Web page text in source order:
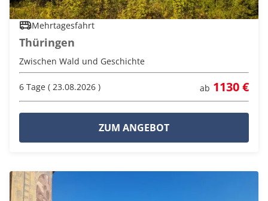
Mehrtagesfahrt
Thüringen
Zwischen Wald und Geschichte
6 Tage ( 23.08.2026 ) ab 1130 €
ZUM ANGEBOT